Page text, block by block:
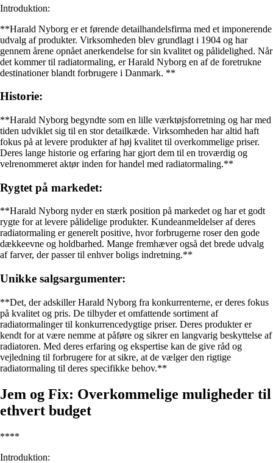
Introduktion:
**Harald Nyborg er et førende detailhandelsfirma med et imponerende
udvalg af produkter. Virksomheden blev grundlagt i 1904 og har
gennem årene opnået anerkendelse for sin kvalitet og pålidelighed. Når
det kommer til radiatormaling, er Harald Nyborg en af de foretrukne
destinationer blandt forbrugere i Danmark. **
Historie:
**Harald Nyborg begyndte som en lille værktøjsforretning og har med
tiden udviklet sig til en stor detailkæde. Virksomheden har altid haft
fokus på at levere produkter af høj kvalitet til overkommelige priser.
Deres lange historie og erfaring har gjort dem til en troværdig og
velrenommeret aktør inden for handel med radiatormaling.**
Rygtet på markedet:
**Harald Nyborg nyder en stærk position på markedet og har et godt
rygte for at levere pålidelige produkter. Kundeanmeldelser af deres
radiatormaling er generelt positive, hvor forbrugerne roser den gode
dækkeevne og holdbarhed. Mange fremhæver også det brede udvalg
af farver, der passer til enhver boligs indretning.**
Unikke salgsargumenter:
**Det, der adskiller Harald Nyborg fra konkurrenterne, er deres fokus
på kvalitet og pris. De tilbyder et omfattende sortiment af
radiatormalinger til konkurrencedygtige priser. Deres produkter er
kendt for at være nemme at påføre og sikrer en langvarig beskyttelse af
radiatoren. Med deres erfaring og ekspertise kan de give råd og
vejledning til forbrugere for at sikre, at de vælger den rigtige
radiatormaling til deres specifikke behov.**
Jem og Fix: Overkommelige muligheder til
ethvert budget
****
Introduktion: